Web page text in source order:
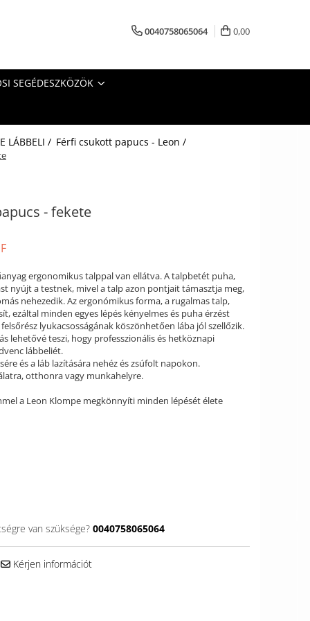
0040758065064 0,00
SEGÉDESZKÖZÖK
LÁBBELI / Férfi csukott papucs - Leon /
- fekete
ergonomikus talppal van ellátva. A talpbetét puha,
nyújt a testnek, mivel a talp azon pontjait támasztja meg,
nehezedik. Az ergonómikus forma, a rugalmas talp,
ezáltal minden egyes lépés kényelmes és puha érzést
lyukacsosságának köszönhetően lába jól szellőzik.
lehetővé teszi, hogy professzionális és hetköznapi
lábbeliét.
és a láb lazítására nehéz és zsúfolt napokon.
otthonra vagy munkahelyre.
a Leon Klompe megkönnyíti minden lépését élete
van szüksége? 0040758065064
Kérjen információt